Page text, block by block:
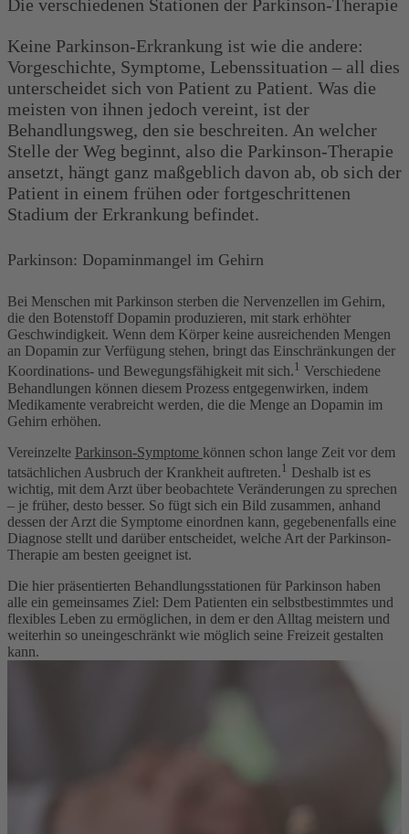
Die verschiedenen Stationen der Parkinson-Therapie
Keine Parkinson-Erkrankung ist wie die andere:
Vorgeschichte, Symptome, Lebenssituation – all dies
unterscheidet sich von Patient zu Patient. Was die
meisten von ihnen jedoch vereint, ist der
Behandlungsweg, den sie beschreiten. An welcher
Stelle der Weg beginnt, also die Parkinson-Therapie
ansetzt, hängt ganz maßgeblich davon ab, ob sich der
Patient in einem frühen oder fortgeschrittenen
Stadium der Erkrankung befindet.
Parkinson: Dopaminmangel im Gehirn
Bei Menschen mit Parkinson sterben die Nervenzellen im Gehirn,
die den Botenstoff Dopamin produzieren, mit stark erhöhter
Geschwindigkeit. Wenn dem Körper keine ausreichenden Mengen
an Dopamin zur Verfügung stehen, bringt das Einschränkungen der
Koordinations- und Bewegungsfähigkeit mit sich.1 Verschiedene
Behandlungen können diesem Prozess entgegenwirken, indem
Medikamente verabreicht werden, die die Menge an Dopamin im
Gehirn erhöhen.
Vereinzelte Parkinson-Symptome können schon lange Zeit vor dem
tatsächlichen Ausbruch der Krankheit auftreten.1 Deshalb ist es
wichtig, mit dem Arzt über beobachtete Veränderungen zu sprechen
– je früher, desto besser. So fügt sich ein Bild zusammen, anhand
dessen der Arzt die Symptome einordnen kann, gegebenenfalls eine
Diagnose stellt und darüber entscheidet, welche Art der Parkinson-
Therapie am besten geeignet ist.
Die hier präsentierten Behandlungsstationen für Parkinson haben
alle ein gemeinsames Ziel: Dem Patienten ein selbstbestimmtes und
flexibles Leben zu ermöglichen, in dem er den Alltag meistern und
weiterhin so uneingeschränkt wie möglich seine Freizeit gestalten
kann.